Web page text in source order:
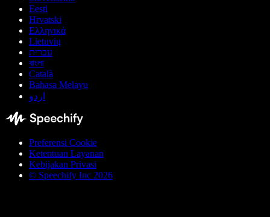
Eesti
Hrvatski
Ελληνικά
Lietuvių
עברית
বাংলা
Català
Bahasa Melayu
اردو
Preferensi Cookie
Ketentuan Layanan
Kebijakan Privasi
© Speechify Inc 2026